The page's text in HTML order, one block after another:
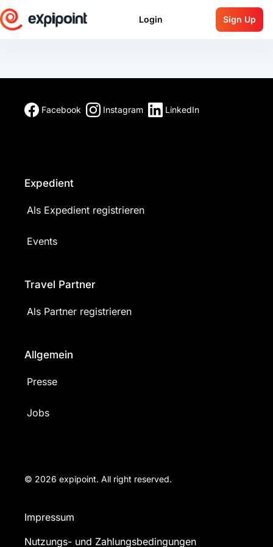
Login Sign Up
Facebook Instagram LinkedIn
Expedient
Als Expedient registrieren
Events
Travel Partner
Als Partner registrieren
Allgemein
Presse
Jobs
© 2026 expipoint. All right reserved.
Impressum
Nutzungs- und Zahlungsbedingungen